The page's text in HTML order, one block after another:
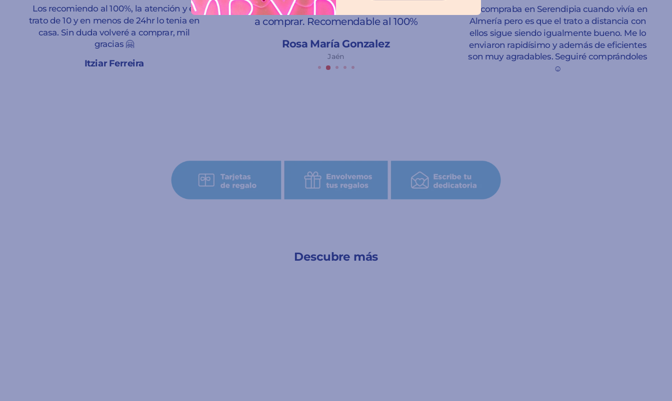
Los recomiendo al 100%, la atención y el
trato de 10 y en menos de 24hr lo tenia en
casa. Sin duda volveré a comprar, mil
gracias 🤗
Itziar Ferreira
Trato excelente y envío súper rápido. Volveré
a comprar. Recomendable al 100%
Rosa María Gonzalez
Jaén
Ya compraba en Serendipia cuando vivía en
Almería pero es que el trato a distancia con
ellos sigue siendo igualmente bueno. Me lo
enviaron rapidísimo y además de eficientes
son muy agradables. Seguiré comprándoles
☺️
Descubre más